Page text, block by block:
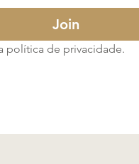
Join
política de privacidade.